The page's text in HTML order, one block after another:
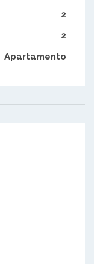
2
2
Apartamento